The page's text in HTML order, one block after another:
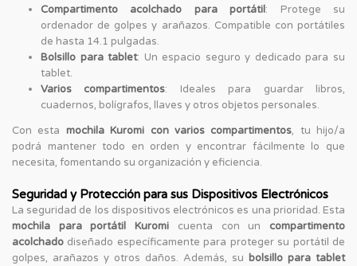
Compartimento acolchado para portátil: Protege su
ordenador de golpes y arañazos. Compatible con portátiles
de hasta 14.1 pulgadas.
Bolsillo para tablet: Un espacio seguro y dedicado para su
tablet.
Varios compartimentos: Ideales para guardar libros,
cuadernos, bolígrafos, llaves y otros objetos personales.
Con esta mochila Kuromi con varios compartimentos, tu hijo/a
podrá mantener todo en orden y encontrar fácilmente lo que
necesita, fomentando su organización y eficiencia.
Seguridad y Protección para sus Dispositivos Electrónicos
La seguridad de los dispositivos electrónicos es una prioridad. Esta
mochila para portátil Kuromi cuenta con un compartimento
acolchado diseñado específicamente para proteger su portátil de
golpes, arañazos y otros daños. Además, su bolsillo para tablet